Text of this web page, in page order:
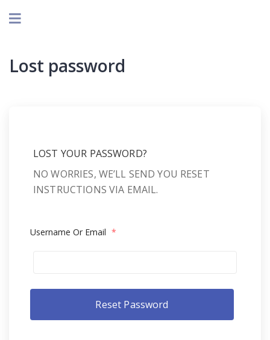
Lost password
LOST YOUR PASSWORD?
NO WORRIES, WE’LL SEND YOU RESET
INSTRUCTIONS VIA EMAIL.
Username Or Email *